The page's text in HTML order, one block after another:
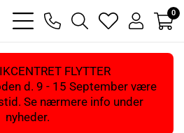
bars
light
phone
magnifying
glass
heart
light
user
light
0
FLYTTER
d. 9 - 15 September være
Se nærmere info under
nyheder.